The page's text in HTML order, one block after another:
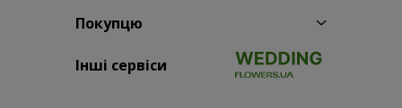
Покупцю
Інші сервіси